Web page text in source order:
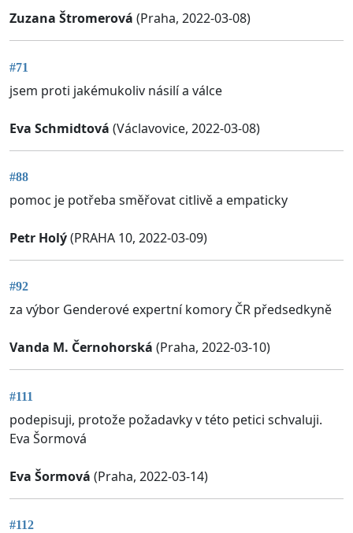
Zuzana Štromerová (Praha, 2022-03-08)
#71
jsem proti jakémukoliv násilí a válce
Eva Schmidtová (Václavovice, 2022-03-08)
#88
pomoc je potřeba směřovat citlivě a empaticky
Petr Holý(PRAHA 10, 2022-03-09)
#92
za výbor Genderové expertní komory ČR předsedkyně
Vanda M. Černohorská (Praha, 2022-03-10)
#111
podepisuji, protože požadavky v této petici schvaluji.
Eva Šormová
Eva Šormová (Praha, 2022-03-14)
#112